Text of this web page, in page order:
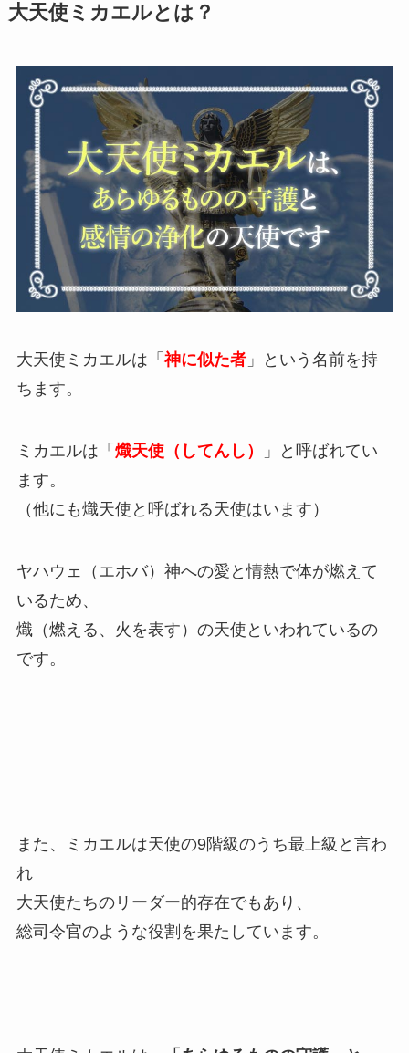
大天使ミカエルとは？
大天使ミカエルは「 神に似た者」という名前を持
ちます。
ミカエルは「 熾天使（してんし）
」と呼ばれてい
ます。
（他にも熾天使と呼ばれる天使はいます）
ヤハウェ（エホバ）神への愛と情熱で体が燃えて
いるため、
熾（燃える、火を表す）の天使といわれているの
です。
また、ミカエルは天使の9階級のうち最上級と言わ
れ
大天使たちのリーダー的存在でもあり、
総司令官のような役割を果たしています。